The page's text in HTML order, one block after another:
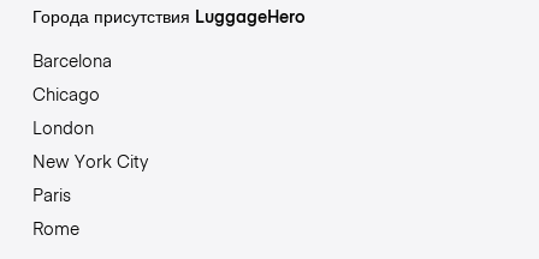
Города присутствия LuggageHero
Barcelona
Chicago
London
New York City
Paris
Rome